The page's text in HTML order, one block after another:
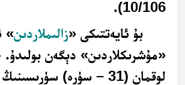
10/106).
بۇ ئايەتتىكى «زالىملاردىن»
«مۇشرىكلاردىن» دېگەن